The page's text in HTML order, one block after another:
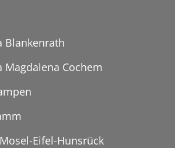
Blankenrath
Magdalena Cochem
Eifel-Hunsrück